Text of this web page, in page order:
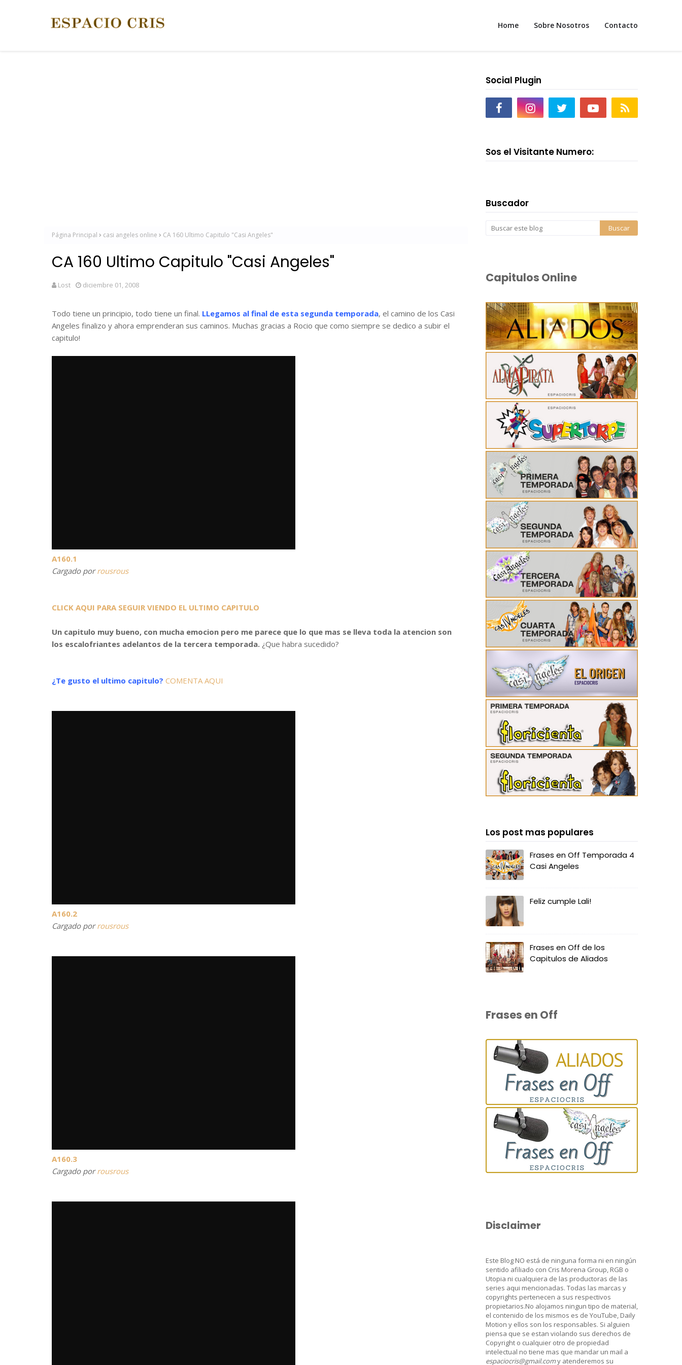
Home Sobre Nosotros Contacto
Página Principal casi angeles online CA 160 Ultimo Capitulo "Casi Angeles"
CA 160 Ultimo Capitulo "Casi Angeles"
Lost diciembre 01, 2008
Todo tiene un principio, todo tiene un final. LLegamos al final de esta segunda temporada, el camino de los Casi
Angeles finalizo y ahora emprenderan sus caminos. Muchas gracias a Rocio que como siempre se dedico a subir el
capitulo!
A160.1
Cargado porrousrous
CLICK AQUI PARA SEGUIR VIENDO EL ULTIMO CAPITULO
Un capitulo muy bueno, con mucha emocion pero me parece que lo que mas se lleva toda la atencion son
los escalofriantes adelantos de la tercera temporada. ¿Que habra sucedido?
¿Te gusto el ultimo capitulo? COMENTA AQUI
A160.2
Cargado porrousrous
A160.3
Cargado porrousrous
Social Plugin
Sos el Visitante Numero:
Buscador
Capitulos Online
Los post mas populares
Frases en Off Temporada 4
Casi Angeles
Feliz cumple Lali!
Frases en Off de los
Capitulos de Aliados
Frases en Off
Disclaimer
Este Blog NO está de ninguna forma ni en ningún
sentido afiliado con Cris Morena Group, RGB o
Utopia ni cualquiera de las productoras de las
series aqui mencionadas. Todas las marcas y
copyrights pertenecen a sus respectivos
propietarios.No alojamos ningun tipo de material,
el contenido de los mismos es de YouTube, Daily
Motion y ellos son los responsables. Si alguien
piensa que se estan violando sus derechos de
Copyright o cualquier otro de propiedad
intelectual no tiene mas que mandar un mail a
espaciocris@gmail.comy atenderemos su